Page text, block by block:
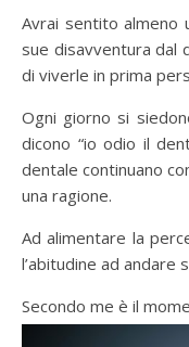
Avrai sentito almeno una volta un amico che ti racconta le
sue disavventura dal
di viverle in prima
Ogni giorno si
dicono “io odio il
dentale continuano
una ragione.
Ad alimentare la
l’abitudine ad andare
Secondo me è il